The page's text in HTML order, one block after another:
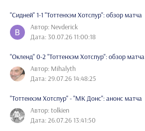
"Сидней" 1-1 "Тоттенхэм Хотспур": обзор матча
Автор: Nevderick
Дата: 30.07.26 11:00:18
"Окленд" 0-2 "Тоттенхэм Хотспур": обзор матча
Автор: Mihalyth
Дата: 29.07.26 14:48:25
"Тоттенхэм Хотспур" - "МК Донс": анонс матча
Автор: tolkien
Дата: 26.07.26 13:41:50